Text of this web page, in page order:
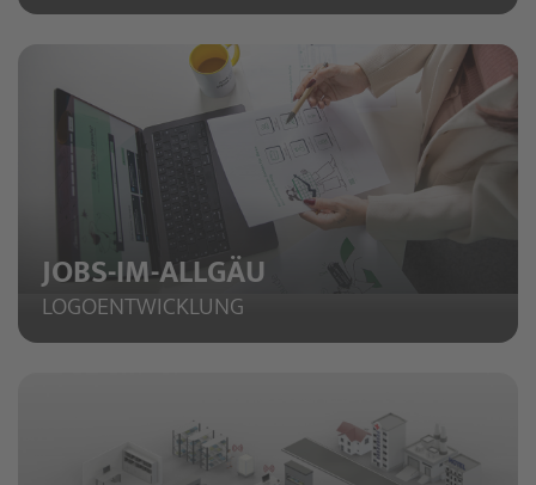
JOBS-IM-ALLGÄU
LOGOENTWICKLUNG